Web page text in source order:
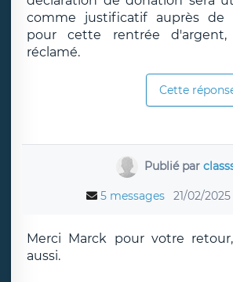
comme justificatif auprès de
pour cette rentrée
réclamé.
Cette
Publié par
5 messages 21/02/2025
Merci Marck pour votre
aussi.